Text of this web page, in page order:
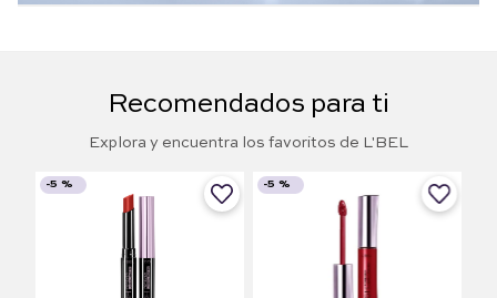
Recomendados para ti
Explora y encuentra los favoritos de L'BEL
-5 % -5 %